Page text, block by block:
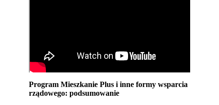
Program Mieszkanie Plus i inne formy wsparcia
rządowego: podsumowanie